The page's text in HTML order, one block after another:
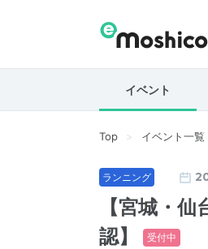
イベント
Top イベント一覧
ランニング
【宮城・
認】
受付中